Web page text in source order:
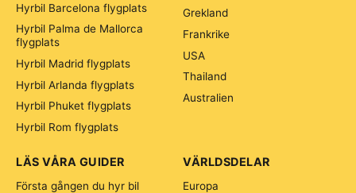
Hyrbil Barcelona flygplats
Hyrbil Palma de Mallorca
flygplats
Hyrbil Madrid flygplats
Hyrbil Arlanda flygplats
Hyrbil Phuket flygplats
Hyrbil Rom flygplats
Grekland
Frankrike
USA
Thailand
Australien
VÄRLDSDELAR
Europa
LÄS VÅRA GUIDER
Första gången du hyr bil